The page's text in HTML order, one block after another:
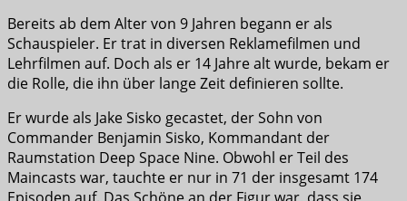
Bereits ab dem Alter von 9 Jahren begann er als
Schauspieler. Er trat in diversen Reklamefilmen und
Lehrfilmen auf. Doch als er 14 Jahre alt wurde, bekam er
die Rolle, die ihn über lange Zeit definieren sollte.
Er wurde als Jake Sisko gecastet, der Sohn von
Commander Benjamin Sisko, Kommandant der
Raumstation Deep Space Nine. Obwohl er Teil des
Maincasts war, tauchte er nur in 71 der insgesamt 174